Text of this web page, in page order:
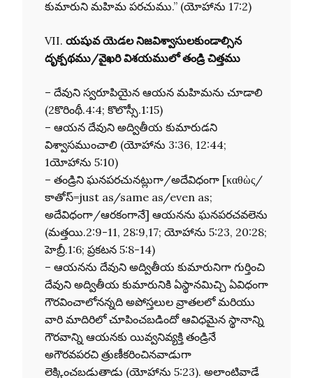
కుమారుని మహిమ పరచుము.” (యోహాను 17:2)
VII. యషువ యెడల నిజవిశ్వాసులకుండాల్సిన
దృక్పథము/వైఖరి విశయములో తండ్రి చిత్తము
– దేవుని స్వరూపియైన ఆయన మహిమను చూడాలి
(2కొరింథీ.4:4; కొలొస్సీ.1:15)
– ఆయన దేవుని అద్వితీయ కుమారుడని
విశ్వాసముంచాలి (యోహాను 3:36, 12:44;
1యోహాను 5:10)
– తండ్రిని ఘనపరచునట్లుగా/అదేవిధంగా [καθὼς/
కాతోస్=just as/same as/even as;
అదేవిధంగా/ఆరకంగానే] ఆయనను ఘనపరచవలెను
(మత్తయి.2:9-11, 28:9,17; యోహాను 5:23, 20:28;
హెబ్రీ.1:6; ప్రకటన 5:8-14)
– ఆయనను దేవుని అద్వితీయ కుమారునిగా గుర్తించి
దేవుని అద్వితీయ కుమారునికి ఏస్థానమిచ్చి ఏవిధంగా
గౌరవించాలోనన్నది అపోస్తలుల వ్రాతలలో మరియు
వారి మాదిరిలో చూపించబడిందో ఆవిధమైన స్థానాన్ని
గౌరవాన్ని ఆయనకు యివ్వనివ్యక్తి తండ్రినే
అగౌరవపరచి త్రుణీకరించినవాడుగా
లెక్కించబడుతాడు (యోహాను 5:23). అలాంటివాడే